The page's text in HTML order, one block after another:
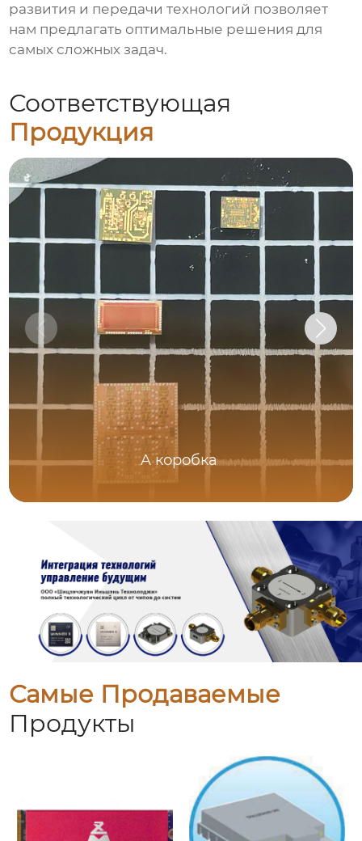
развития и передачи технологий позволяет
нам предлагать оптимальные решения для
самых сложных задач.
Соответствующая
Продукция
A коробка
Самые Продаваемые
Продукты